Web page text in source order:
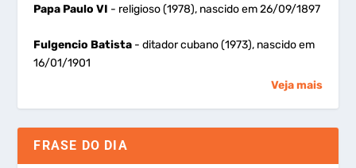
Papa Paulo VI - religioso (1978), nascido em 26/09/1897
Fulgencio Batista - ditador cubano (1973), nascido em
16/01/1901
Veja mais
FRASE DO DIA